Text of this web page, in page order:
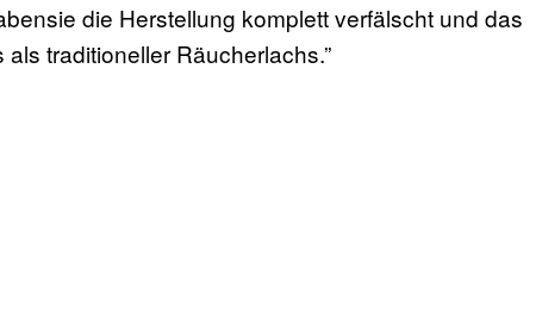
die Herstellung komplett verfälscht und das
traditioneller Räucherlachs.”